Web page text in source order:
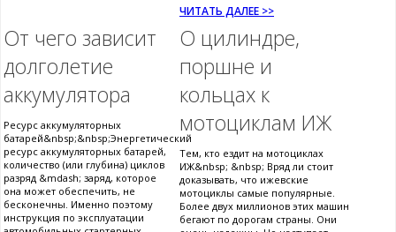
ЧИТАТЬ ДАЛЕЕ >>
От чего зависит
долголетие
аккумулятора
Ресурс аккумуляторных
батарей&nbsp;&nbsp;Энергетический
ресурс аккумуляторных батарей,
количество (или глубина) циклов
разряд &mdash; заряд, которое
она может обеспечить, не
бесконечны. Именно поэтому
инструкция по эксплуатации
О цилиндре,
поршне и
кольцах к
мотоциклам ИЖ
Тем, кто ездит на мотоциклах
ИЖ&nbsp; &nbsp; Вряд ли стоит
доказывать, что ижевские
мотоциклы самые популярные.
Более двух миллионов этих машин
бегают по дорогам страны. Они